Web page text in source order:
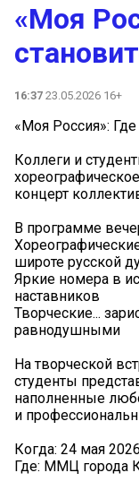
«Моя
16:37 23.05.2026 16+
«Моя Россия»:
Коллеги и
концерт
В программе
широте русской
Яркие номера в
наставников
Творческие...
равнодушными
На творческой
студенты
наполненные
и
Когда: 24 мая
Где: ММЦ города